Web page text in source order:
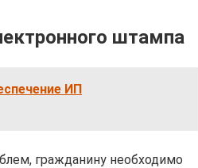
штампа
ИП
гражданину необходимо